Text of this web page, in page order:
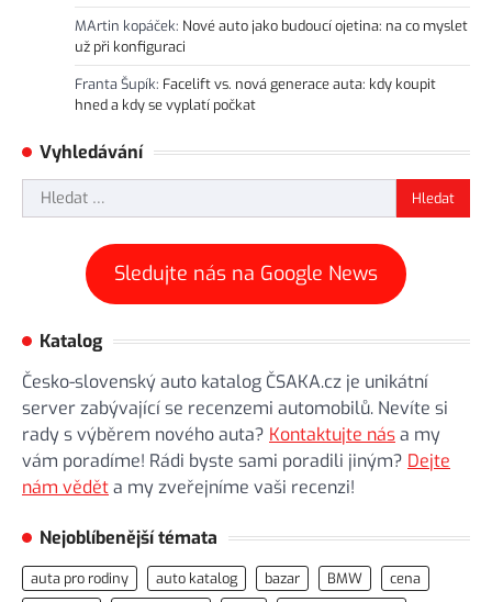
MArtin kopáček: Nové auto jako budoucí ojetina: na co myslet
už při konfiguraci
Franta Šupík: Facelift vs. nová generace auta: kdy koupit
hned a kdy se vyplatí počkat
Vyhledávání
Vyhledávání
Sledujte nás na Google News
Katalog
Česko-slovenský auto katalog ČSAKA.cz je unikátní
server zabývající se recenzemi automobilů. Nevíte si
rady s výběrem nového auta? Kontaktujte nása my
vám poradíme! Rádi byste sami poradili jiným? Dejte
nám věděta my zveřejníme vaši recenzi!
Nejoblíbenější témata
auta pro rodiny auto katalog bazar BMW
cena